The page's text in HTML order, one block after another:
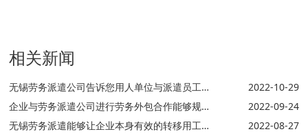
相关新闻
无锡劳务派遣公司告诉您用人单位与派遣员工实际上只是一种有偿使用关系
2022-10-29
企业与劳务派遣公司进行劳务外包合作能够规避用工过程中发生问题被连带责任的问题
2022-09-24
无锡劳务派遣能够让企业本身有效的转移用工风险故还需首先选择规模较大的劳务公司
2022-08-27